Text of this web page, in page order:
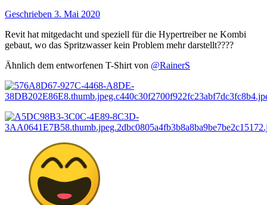
Geschrieben 3. Mai 2020
Revit hat mitgedacht und speziell für die Hypertreiber ne Kombi
gebaut, wo das Spritzwasser kein Problem mehr darstellt????
Ähnlich dem entworfenen T-Shirt von @RainerS